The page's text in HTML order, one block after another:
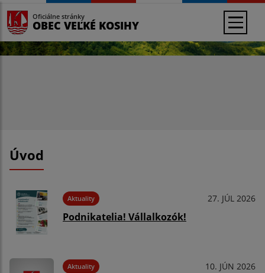
Oficiálne stránky
OBEC VEĽKÉ KOSIHY
Úvod
Aktuality 27. JÚL 2026
Podnikatelia! Vállalkozók!
Aktuality 10. JÚN 2026